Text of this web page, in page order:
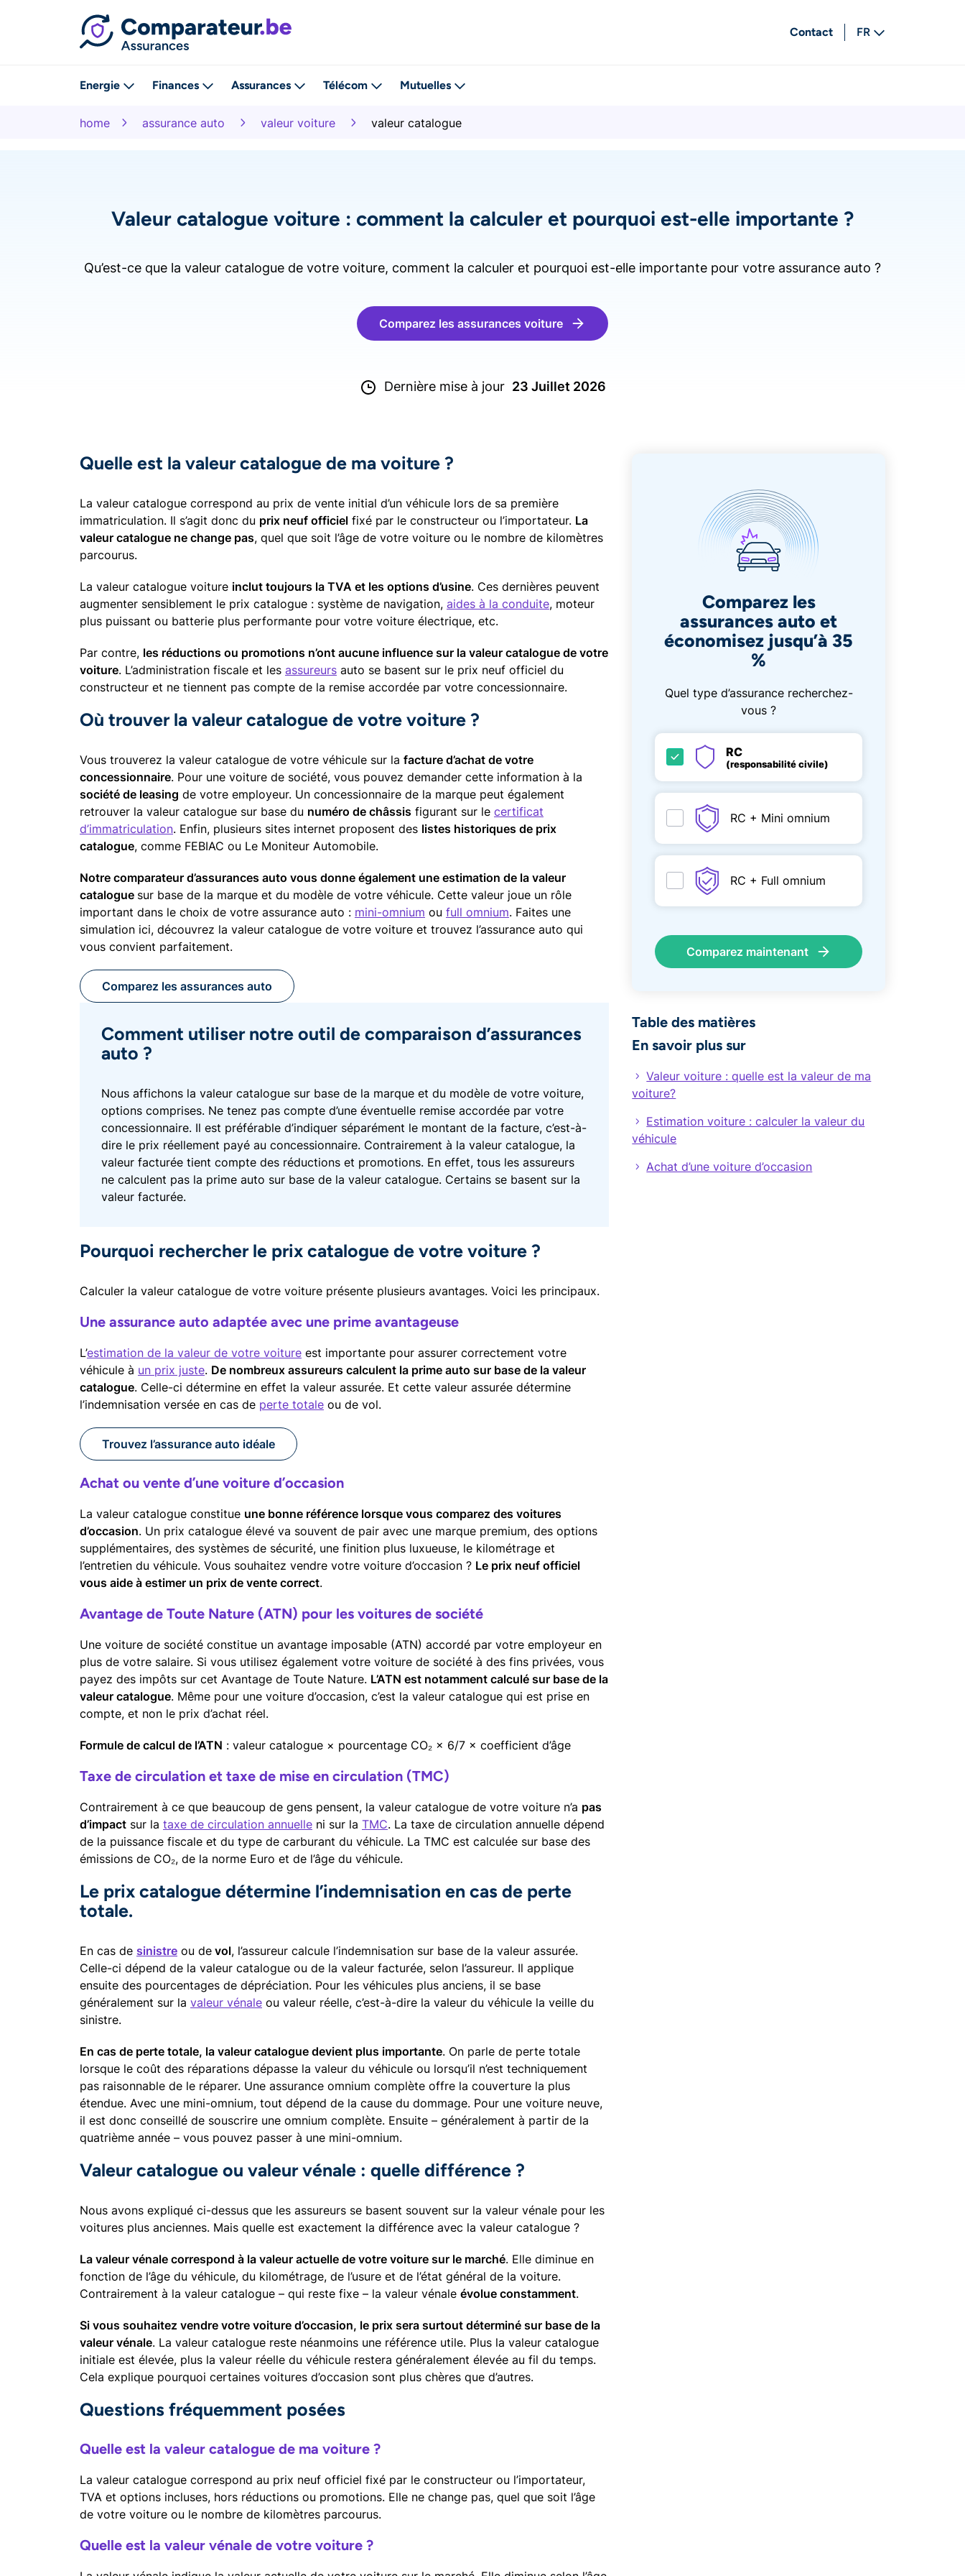
Contact
FR
Energie Finances Assurances Télécom Mutuelles
home assurance auto valeur voiture valeur catalogue
Valeur catalogue voiture : comment la calculer et pourquoi est-elle importante ?
Qu’est-ce que la valeur catalogue de votre voiture, comment la calculer et pourquoi est-elle importante pour votre assurance auto ?
Comparez les assurances voiture
Dernière mise à jour 23 Juillet 2026
Quelle est la valeur catalogue de ma voiture ?
La valeur catalogue correspond au prix de vente initial d’un véhicule lors de sa première
immatriculation. Il s’agit donc du prix neuf officiel fixé par le constructeur ou l’importateur. La
valeur catalogue ne change pas, quel que soit l’âge de votre voiture ou le nombre de kilomètres
parcourus.
La valeur catalogue voiture inclut toujours la TVA et les options d’usine. Ces dernières peuvent
augmenter sensiblement le prix catalogue : système de navigation, aides à la conduite, moteur
plus puissant ou batterie plus performante pour votre voiture électrique, etc.
Par contre, les réductions ou promotions n’ont aucune influence sur la valeur catalogue de votre
voiture. L’administration fiscale et les assureurs auto se basent sur le prix neuf officiel du
constructeur et ne tiennent pas compte de la remise accordée par votre concessionnaire.
Où trouver la valeur catalogue de votre voiture ?
Vous trouverez la valeur catalogue de votre véhicule sur la facture d’achat de votre
concessionnaire. Pour une voiture de société, vous pouvez demander cette information à la
société de leasing de votre employeur. Un concessionnaire de la marque peut également
retrouver la valeur catalogue sur base du numéro de châssis figurant sur le certificat
d’immatriculation. Enfin, plusieurs sites internet proposent des listes historiques de prix
catalogue, comme FEBIAC ou Le Moniteur Automobile.
Notre comparateur d’assurances auto vous donne également une estimation de la valeur
catalogue sur base de la marque et du modèle de votre véhicule. Cette valeur joue un rôle
important dans le choix de votre assurance auto : mini-omnium ou full omnium. Faites une
simulation ici, découvrez la valeur catalogue de votre voiture et trouvez l’assurance auto qui
vous convient parfaitement.
Comparez les assurances auto
Comment utiliser notre outil de comparaison d’assurances
auto ?
Nous affichons la valeur catalogue sur base de la marque et du modèle de votre voiture,
options comprises. Ne tenez pas compte d’une éventuelle remise accordée par votre
concessionnaire. Il est préférable d’indiquer séparément le montant de la facture, c’est-à-
dire le prix réellement payé au concessionnaire. Contrairement à la valeur catalogue, la
valeur facturée tient compte des réductions et promotions. En effet, tous les assureurs
ne calculent pas la prime auto sur base de la valeur catalogue. Certains se basent sur la
valeur facturée.
Pourquoi rechercher le prix catalogue de votre voiture ?
Calculer la valeur catalogue de votre voiture présente plusieurs avantages. Voici les principaux.
Une assurance auto adaptée avec une prime avantageuse
L’estimation de la valeur de votre voiture est importante pour assurer correctement votre
véhicule à un prix juste. De nombreux assureurs calculent la prime auto sur base de la valeur
catalogue. Celle-ci détermine en effet la valeur assurée. Et cette valeur assurée détermine
l’indemnisation versée en cas de perte totale ou de vol.
Trouvez l’assurance auto idéale
Achat ou vente d’une voiture d’occasion
La valeur catalogue constitue une bonne référence lorsque vous comparez des voitures
d’occasion. Un prix catalogue élevé va souvent de pair avec une marque premium, des options
supplémentaires, des systèmes de sécurité, une finition plus luxueuse, le kilométrage et
l’entretien du véhicule. Vous souhaitez vendre votre voiture d’occasion ? Le prix neuf officiel
vous aide à estimer un prix de vente correct.
Avantage de Toute Nature (ATN) pour les voitures de société
Une voiture de société constitue un avantage imposable (ATN) accordé par votre employeur en
plus de votre salaire. Si vous utilisez également votre voiture de société à des fins privées, vous
payez des impôts sur cet Avantage de Toute Nature. L’ATN est notamment calculé sur base de la
valeur catalogue. Même pour une voiture d’occasion, c’est la valeur catalogue qui est prise en
compte, et non le prix d’achat réel.
Formule de calcul de l’ATN : valeur catalogue × pourcentage CO₂ × 6/7 × coefficient d’âge
Taxe de circulation et taxe de mise en circulation (TMC)
Contrairement à ce que beaucoup de gens pensent, la valeur catalogue de votre voiture n’a pas
d’impact sur la taxe de circulation annuelle ni sur la TMC. La taxe de circulation annuelle dépend
de la puissance fiscale et du type de carburant du véhicule. La TMC est calculée sur base des
émissions de CO₂, de la norme Euro et de l’âge du véhicule.
Le prix catalogue détermine l’indemnisation en cas de perte
totale.
En cas de sinistre ou de vol, l’assureur calcule l’indemnisation sur base de la valeur assurée.
Celle-ci dépend de la valeur catalogue ou de la valeur facturée, selon l’assureur. Il applique
ensuite des pourcentages de dépréciation. Pour les véhicules plus anciens, il se base
généralement sur la valeur vénale ou valeur réelle, c’est-à-dire la valeur du véhicule la veille du
sinistre.
En cas de perte totale, la valeur catalogue devient plus importante. On parle de perte totale
lorsque le coût des réparations dépasse la valeur du véhicule ou lorsqu’il n’est techniquement
pas raisonnable de le réparer. Une assurance omnium complète offre la couverture la plus
étendue. Avec une mini-omnium, tout dépend de la cause du dommage. Pour une voiture neuve,
il est donc conseillé de souscrire une omnium complète. Ensuite – généralement à partir de la
quatrième année – vous pouvez passer à une mini-omnium.
Valeur catalogue ou valeur vénale : quelle différence ?
Nous avons expliqué ci-dessus que les assureurs se basent souvent sur la valeur vénale pour les
voitures plus anciennes. Mais quelle est exactement la différence avec la valeur catalogue ?
La valeur vénale correspond à la valeur actuelle de votre voiture sur le marché. Elle diminue en
fonction de l’âge du véhicule, du kilométrage, de l’usure et de l’état général de la voiture.
Contrairement à la valeur catalogue – qui reste fixe – la valeur vénale évolue constamment.
Si vous souhaitez vendre votre voiture d’occasion, le prix sera surtout déterminé sur base de la
valeur vénale. La valeur catalogue reste néanmoins une référence utile. Plus la valeur catalogue
initiale est élevée, plus la valeur réelle du véhicule restera généralement élevée au fil du temps.
Cela explique pourquoi certaines voitures d’occasion sont plus chères que d’autres.
Questions fréquemment posées
Quelle est la valeur catalogue de ma voiture ?
La valeur catalogue correspond au prix neuf officiel fixé par le constructeur ou l’importateur,
TVA et options incluses, hors réductions ou promotions. Elle ne change pas, quel que soit l’âge
de votre voiture ou le nombre de kilomètres parcourus.
Quelle est la valeur vénale de votre voiture ?
Comparez les
assurances auto et
économisez jusqu’à 35
%
Quel type d’assurance recherchez-
vous ?
RC
(responsabilité civile)
RC + Mini omnium
RC + Full omnium
Comparez maintenant
Table des matières
En savoir plus sur
Valeur voiture : quelle est la valeur de ma
voiture?
Estimation voiture : calculer la valeur du
véhicule
Achat d’une voiture d’occasion